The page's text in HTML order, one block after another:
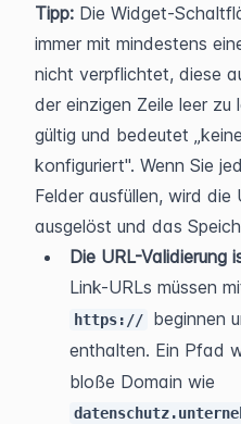
Tipp: Die Widget-
immer mit mindestens
nicht verpflichtet, diese
der einzigen Zeile leer zu
gültig und bedeutet
konfiguriert". Wenn Sie
Felder ausfüllen, wird die
ausgelöst und das
Die URL-Validierung
Link-URLs müssen
https://
beginnen
enthalten. Ein Pfad